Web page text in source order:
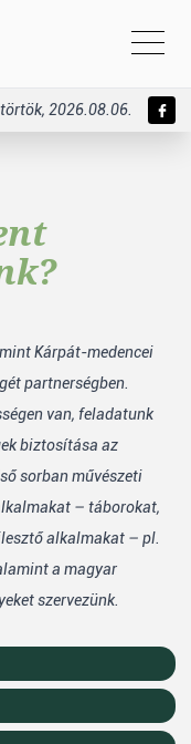
2026.08.06.
Kárpát-medencei
partnerségben.
van, feladatunk
biztosítása az
sorban művészeti
– táborokat,
alkalmakat – pl.
a magyar
szervezünk.